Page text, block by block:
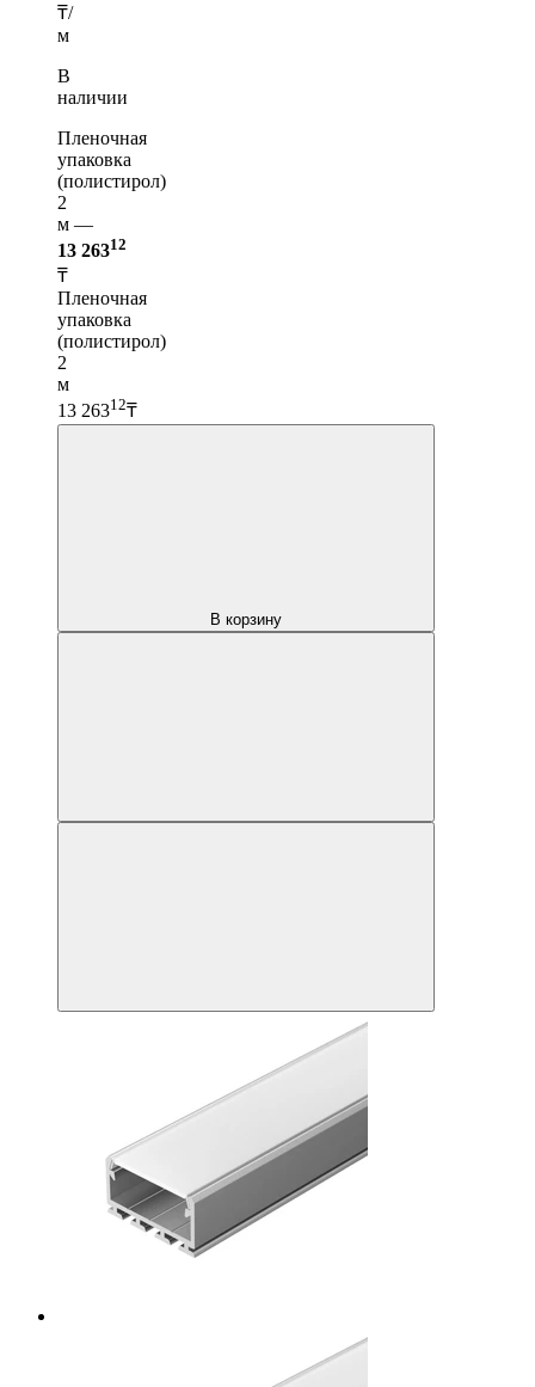
₸/
м
В
наличии
Пленочная
упаковка
(полистирол)
2
м —
13 26312
₸
Пленочная
упаковка
(полистирол)
2
м
13 26312₸
В корзину